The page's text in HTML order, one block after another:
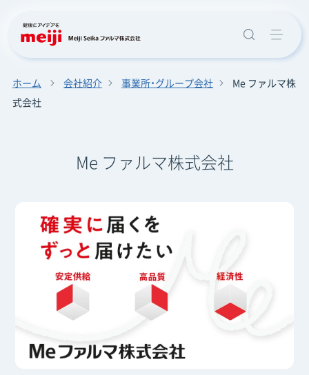
ホーム 会社紹介 事業所・グループ会社
Me ファルマ株
式会社
Me ファルマ株式会社